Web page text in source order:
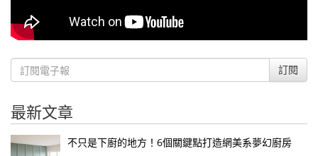
訂閱
最新文章
不只是下廚的地方！6個關鍵點打造網美系夢幻廚房